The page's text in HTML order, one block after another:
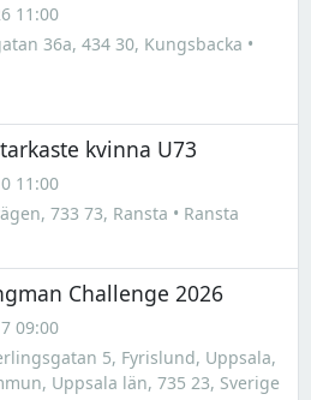
11:00
36a, 434 30, Kungsbacka •
kvinna U73
11:00
733 73, Ransta • Ransta
Challenge 2026
09:00
5, Fyrislund, Uppsala,
Uppsala län, 735 23, Sverige